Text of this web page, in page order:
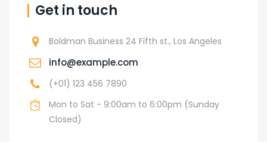
Get in touch
Boldman Business 24 Fifth st., Los Angeles
info@example.com
(+01) 123 456 7890
Mon to Sat - 9:00am to 6:00pm (Sunday
Closed)